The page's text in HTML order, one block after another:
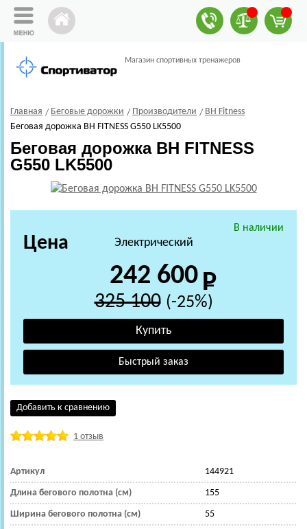
Магазин спортивных тренажеров
Главная Беговые дорожки Производители
BH Fitness
Беговая дорожка BH FITNESS G550 LK5500
Беговая дорожка BH FITNESS
G550 LK5500
В наличии
Электрический
Цена
242 600
325 100 (-25%)
Добавить к сравнению
1 отзыв
Артикул 144921
Длина бегового полотна (см) 155
Ширина бегового полотна (см) 55